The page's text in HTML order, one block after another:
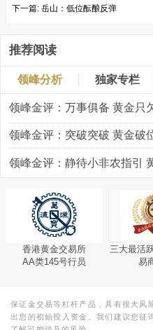
下一篇: 岳山：低位酝酿反弹
推荐阅读
领峰分析 独家专栏
领峰金评：突破突破 黄金破
香港黄金交易所
AA类145号行员
三大最活
易
保证金交易等杠杆产品，具有很大风
出您的初始投入资金。我们建议您征